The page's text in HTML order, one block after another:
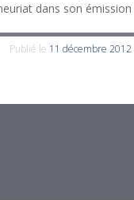
dans son
Publié le 11 décembre 2012